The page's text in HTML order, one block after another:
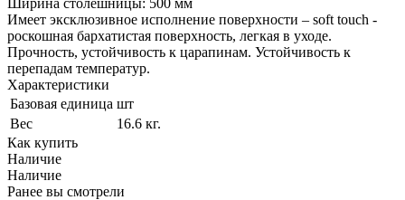
Имеет эксклюзивное исполнение поверхности – soft touch -
роскошная бархатистая поверхность, легкая в уходе.
Прочность, устойчивость к царапинам. Устойчивость к
перепадам температур.
Характеристики
Базовая единица шт
Вес
16.6 кг.
Как купить
Наличие
Наличие
Ранее вы смотрели